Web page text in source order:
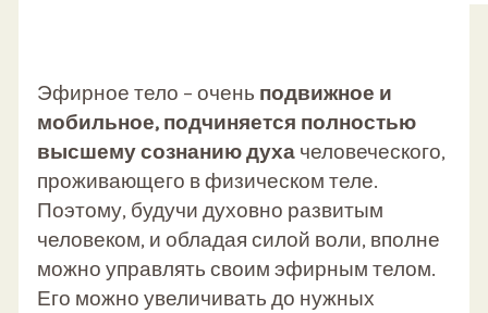
Эфирное тело – очень подвижное и
мобильное, подчиняется полностью
высшему сознанию духа человеческого,
проживающего в физическом теле.
Поэтому, будучи духовно развитым
человеком, и обладая силой воли, вполне
можно управлять своим эфирным телом.
Его можно увеличивать до нужных